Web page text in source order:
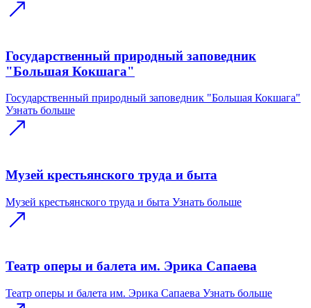
Государственный природный заповедник
"Большая Кокшага"
Государственный природный заповедник "Большая Кокшага"
Узнать больше
Музей крестьянского труда и быта
Музей крестьянского труда и быта Узнать больше
Театр оперы и балета им. Эрика Сапаева
Театр оперы и балета им. Эрика Сапаева Узнать больше